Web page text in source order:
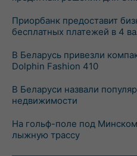
Приорбанк предоставит
бесплатных платежей в 4
В Беларусь привезли
Dolphin Fashion 410
В Беларуси назвали
недвижимости
На гольф-поле под
лыжную трассу